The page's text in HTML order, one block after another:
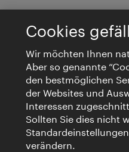
Cookies
Wir möchten Ihnen
Aber so genannte
den bestmöglichen
der Websites und
Interessen
Sollten Sie dies nicht
verändern.